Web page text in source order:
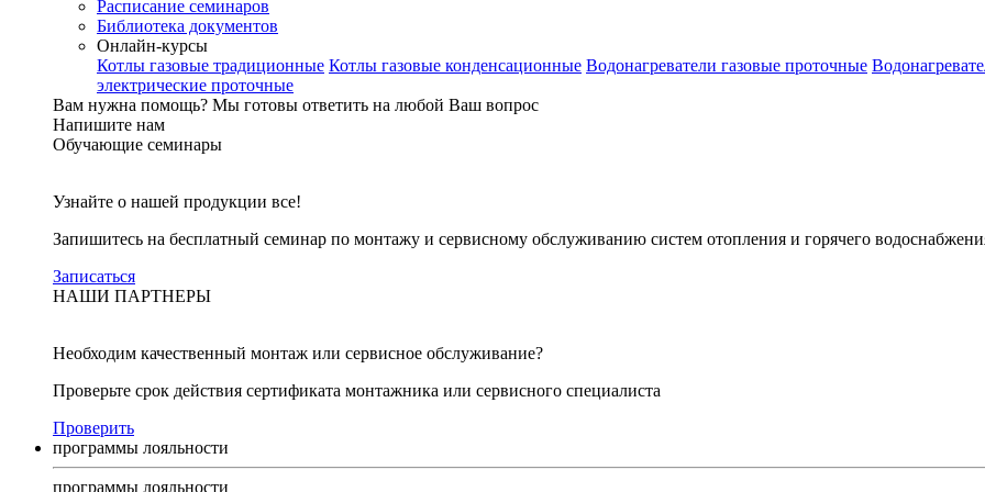
Расписание семинаров
Библиотека документов
Онлайн-курсы
Котлы газовые традиционные Котлы газовые конденсационные Водонагреватели газовые проточные
электрические проточные
Вам нужна помощь? Мы готовы ответить на любой Ваш вопрос
Напишите нам
Обучающие семинары
Узнайте о нашей продукции все!
Запишитесь на бесплатный семинар по монтажу и сервисному обслуживанию систем отопления и горячего
Записаться
НАШИ ПАРТНЕРЫ
Необходим качественный монтаж или сервисное обслуживание?
Проверьте срок действия сертификата монтажника или сервисного специалиста
Проверить
программы лояльности
программы лояльности